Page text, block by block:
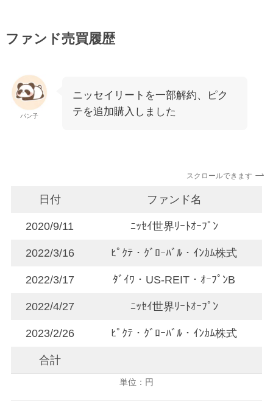
ファンド売買履歴
パン子
ニッセイリートを一部解約、ピク
テを追加購入しました
スクロールできます
日付 ファンド名
2020/9/11 ﾆｯｾｲ世界ﾘｰﾄｵｰﾌﾟﾝ
2022/3/16 ﾋﾟｸﾃ・ｸﾞﾛｰﾊﾞﾙ・ｲﾝｶﾑ株式
2022/3/17 ﾀﾞｲﾜ・US-REIT・ｵｰﾌﾟﾝB
2022/4/27 ﾆｯｾｲ世界ﾘｰﾄｵｰﾌﾟﾝ
2023/2/26 ﾋﾟｸﾃ・ｸﾞﾛｰﾊﾞﾙ・ｲﾝｶﾑ株式
合計
単位：円